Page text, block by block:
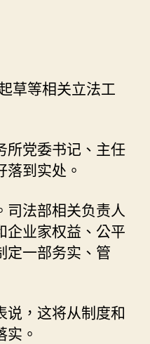
业
国
网〉
中
草等相关立法工
所党委书记、主任
到实处。
司法部相关负责人
企业家权益、公平
定一部务实、管
说，这将从制度和
。